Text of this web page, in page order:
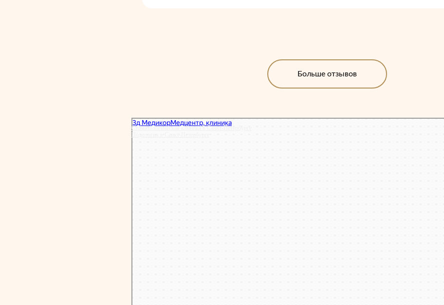
Больше отзывов
Стоматологическая клиника в Санкт‑Петербурге
Подология в Санкт‑Петербурге